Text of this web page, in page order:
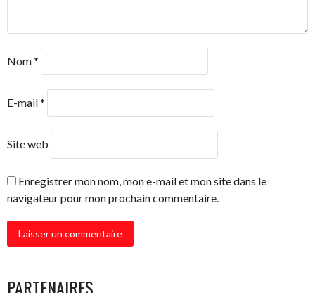
Nom*
E-mail*
Site web
Enregistrer mon nom, mon e-mail et mon site dans le
navigateur pour mon prochain commentaire.
PARTENAIRES